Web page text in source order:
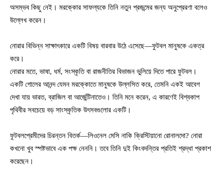
অসম্ভব কিছু নেই। মরক্কোর সাফল্যকে তিনি নতুন প্রজন্মের জন্য অনুপ্রেরণা বলেও
উল্লেখ করেন।
নোরার বিভিন্ন সাক্ষাৎকারে একটি বিষয় বারবার উঠে এসেছে—ফুটবল মানুষকে একত্র
করে।
নোরার মতে, ভাষা, ধর্ম, সংস্কৃতি বা রাজনীতির বিভাজন ভুলিয়ে দিতে পারে ফুটবল।
একটি গোলের আনন্দ যেমন মরক্কোতে মানুষকে উল্লসিত করে, তেমনি একই আবেগ
দেখা যায় ভারত, ব্রাজিল বা আর্জেন্টিনাতেও। তিনি মনে করেন, এ কারণেই বিশ্বকাপ
পৃথিবীর সবচেয়ে বড় সাংস্কৃতিক উৎসবগুলোর একটি।
ফুটবলপ্রেমীদের চিরন্তন বিতর্ক—লিওনেল মেসি নাকি ক্রিস্টিয়ানো রোনালদো? নোরা
কখনো খুব স্পষ্টভাবে এক পক্ষ নেননি। তবে তিনি দুই কিংবদন্তির প্রতিই শ্রদ্ধা প্রকাশ
করেছেন।